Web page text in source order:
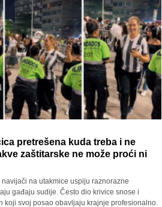
pretrešena kuda treba i ne
zaštitarske ne može proći ni
na utakmice uspiju raznorazne
gađaju sudije. Često dio krivice snose i
koji svoj posao obavljaju krajnje profesionalno.